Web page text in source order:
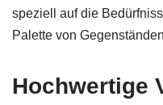
speziell auf die
Palette von
Hochwertige